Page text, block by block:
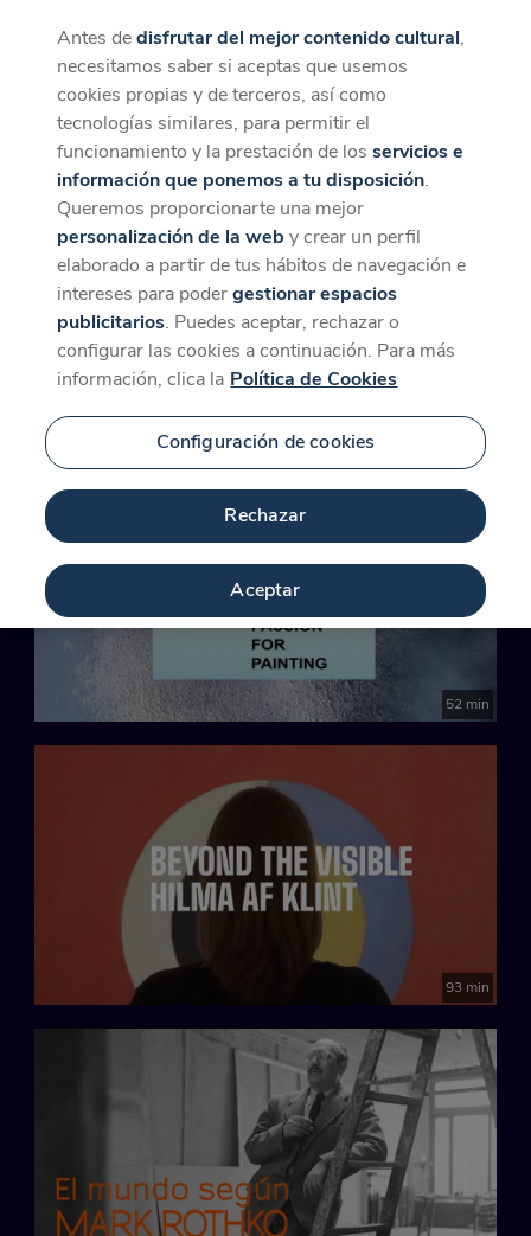
CaixaForum+
La mejor experiencia desde la App
Descargar
El mes de la pintura
94 min
52 min
93 min
Antes dedisfrutar del mejor contenido cultural,
necesitamos saber si aceptas que usemos
cookies propias y de terceros, así como
tecnologías similares, para permitir el
funcionamiento y la prestación de losservicios e
información que ponemos a tu disposición.
Queremos proporcionarte una mejor
personalización de la web y crear un perfil
elaborado a partir de tus hábitos de navegación e
intereses para podergestionar espacios
publicitarios. Puedes aceptar, rechazar o
configurar las cookies a continuación. Para más
información, clica la Política de Cookies
Configuración de cookies
Rechazar
Aceptar